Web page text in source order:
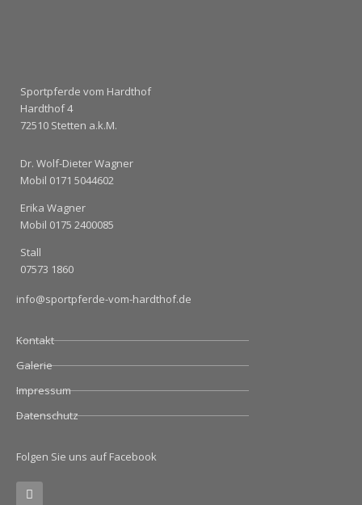
Sportpferde vom Hardthof
Hardthof 4
72510 Stetten a.k.M.
Dr. Wolf-Dieter Wagner
Mobil 0171 5044602
Erika Wagner
Mobil 0175 2400085
Stall
07573 1860
info@sportpferde-vom-hardthof.de
Kontakt
Galerie
Impressum
Datenschutz
Folgen Sie uns auf Facebook
F
a